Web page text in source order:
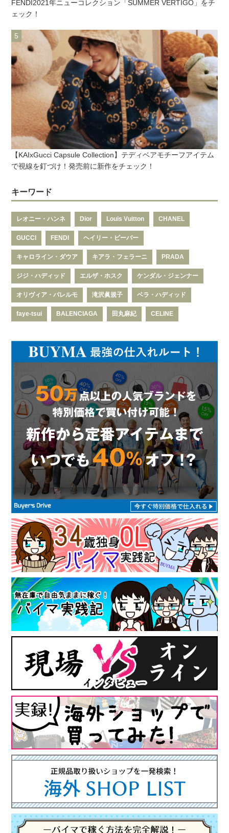
FENDI2021年ニューコレクション「SUMMER VERTIGO」をチ
ェック！
【KAIxGucci Capsule Collection】テディベアモチーフアイテム
で視線を釘づけ！発売前に新作をチェック！
キーワード
レオニー・ハンネ Dior Louis Vuitton CHANEL
GUCCI FENDI ヘイリー・ビーバー
キャロライン・ダウア キアラ・フェラーニ PRADA
ジジ・ハディッド エルザ・ホスク ケンダル・ジェンナー
オリヴィア・パレルモ 滝沢眞規子 ベラ・ハディッド
faye-tsui BALENCIAGA 田丸麻紀 CELINE